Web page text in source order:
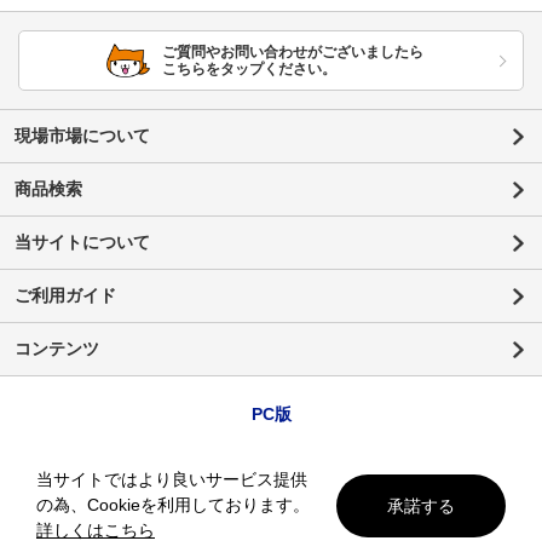
ご質問やお問い合わせがございましたら
こちらをタップください。
現場市場について
商品検索
当サイトについて
ご利用ガイド
コンテンツ
PC版
当サイトではより良いサービス提供
の為、Cookieを利用しております。
詳しくはこちら
承諾する